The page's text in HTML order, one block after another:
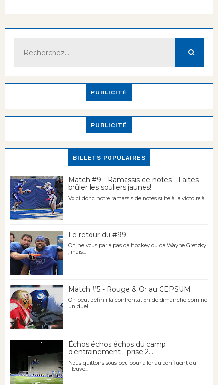
PUBLICITÉ
PUBLICITÉ
BILLETS POPULAIRES
Match #9 - Ramassis de notes - Faites
brûler les souliers jaunes!
Voici donc notre ramassis de notes suite à la victoire à...
Le retour du #99
On ne vous parle pas de hockey ou de Wayne Gretzky
, mais...
Match #5 - Rouge & Or au CEPSUM
On peut définir la confrontation de dimanche comme
un duel...
Échos échos échos du camp
d'entrainement - prise 2...
Nous quittons sous peu pour aller au confluent du
Fleuve...